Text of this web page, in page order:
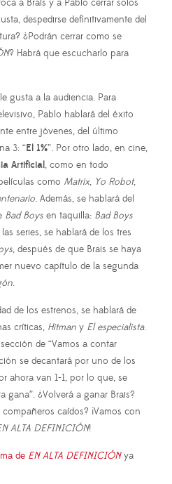
a Brais y a Pablo cerrar solos
despedirse definitivamente del
¿Podrán cerrar como se
? Habrá que escucharlo para
gusta a la audiencia. Para
Pablo hablará del éxito
entre jóvenes, del último
3: “El 1%”. Por otro lado, en cine,
Artificial, como en todo
como Matrix, Yo Robot,
. Además, se hablará del
Bad Boys en taquilla: Bad Boys
series, se hablará de los tres
, después de que Brais se haya
nuevo capítulo de la segunda
.
de los estrenos, se hablará de
críticas, Hitman y El especialista.
de “Vamos a contar
se decantará por uno de los
ahora van 1-1, por lo que, se
gana”. ¿Volverá a ganar Brais?
caídos? ¡Vamos con
ALTA DEFINICIÓN!
de EN ALTA DEFINICIÓNya